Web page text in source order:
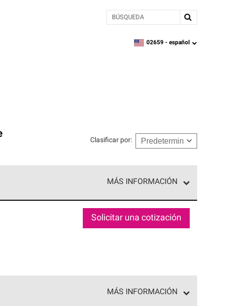
BÚSQUEDA
zipcode,language
02659 - español
Clasificar por:
MÁS INFORMACIÓN
y destreza incomparable. Solo ellos pueden
Solicitar una cotización
MÁS INFORMACIÓN